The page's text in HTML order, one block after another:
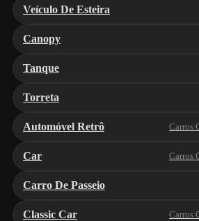
Veículo De Esteira
Canopy
Tanque
Torreta
Automóvel Retrô Carros
Car Carros
Carro De Passeio
Classic Car Carros